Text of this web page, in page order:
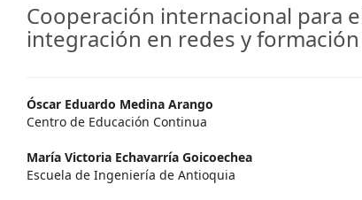
Cooperación internacional para
integración en redes y
Main
Article
Content
Óscar Eduardo Medina Arango
Centro de Educación Continua
María Victoria Echavarría Goicoechea
Escuela de Ingeniería de Antioquia